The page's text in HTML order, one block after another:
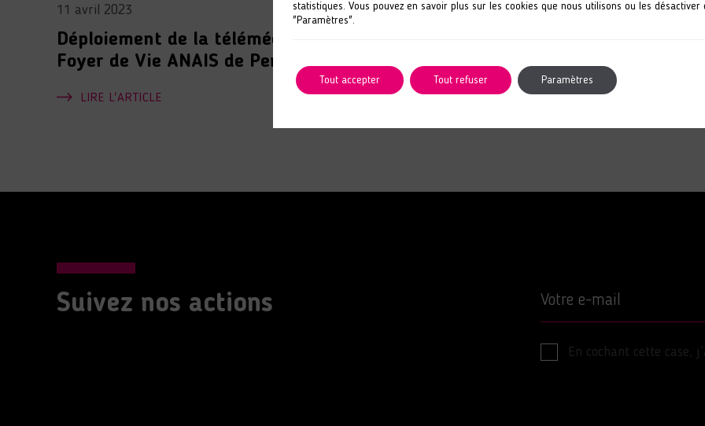
11 avril 2023
Déploiement de la télémédecine au
Foyer de Vie ANAIS de Perrou
LIRE L'ARTICLE
Suivez nos actions Votre e-mail
En cochant cette case,
statistiques. Vous pouvez en savoir plus sur les cookies que nous utilisons ou les désactiver
"Paramètres".
Tout accepter Tout refuser Paramètres